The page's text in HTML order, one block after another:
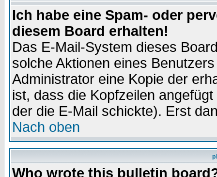
Ich habe eine Spam- oder
diesem Board erhalten!
Das E-Mail-System dieses
solche Aktionen eines
Administrator eine Kopie der
ist, dass die Kopfzeilen
der die E-Mail schickte). Erst
Nach oben
Who wrote this bulletin